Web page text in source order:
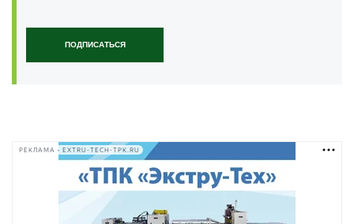
ПОДПИСАТЬСЯ
РЕКЛАМА • EXTRU-TECH-TPK.RU